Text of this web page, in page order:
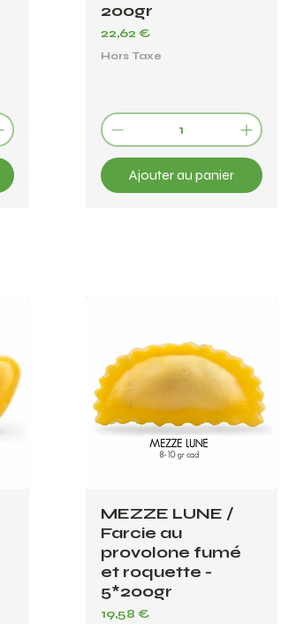
200gr
Prix
22,62 €
Hors Taxe
Ajouter au panier
MEZZE LUNE /
Farcie au
provolone fumé
et roquette -
5*200gr
Prix
19,58 €